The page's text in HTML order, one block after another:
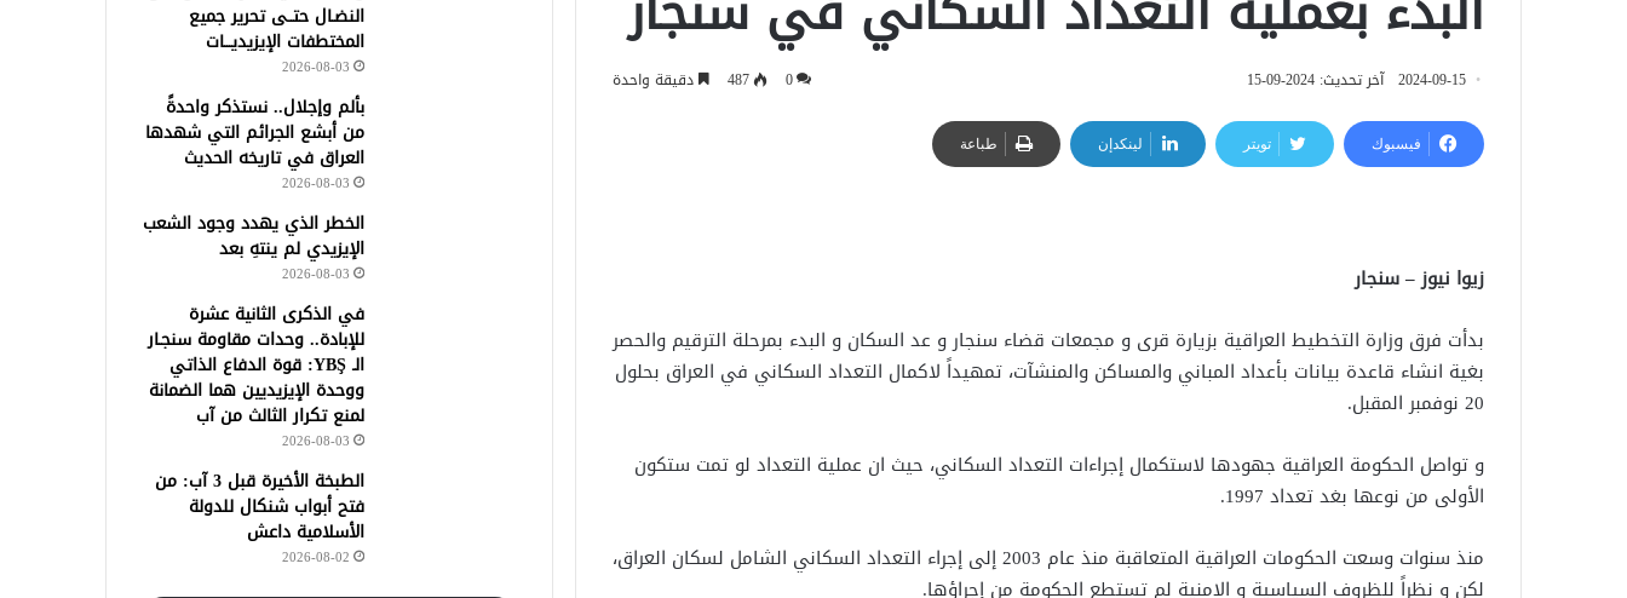
2024-09-15 آخر تحديث: 2024-09-15 0
487 دقيقة واحدة
فيسبوك تويتر لينكدإن طباعة
زيوا نيوز – سنجار
بدأت فرق وزارة التخطيط العراقية بزيارة قرى و مجمعات قضاء سنجار و عد السكان و البدء بمرحلة الترقيم والحصر
بغية انشاء قاعدة بيانات بأعداد المباني والمساكن والمنشآت، تمهيداً لاكمال التعداد السكاني في العراق بحلول
20 نوفمبر المقبل.
و تواصل الحكومة العراقية جهودها لاستكمال إجراءات التعداد السكاني، حيث ان عملية التعداد لو تمت ستكون
الأولى من نوعها بغد تعداد 1997.
منذ سنوات وسعت الحكومات العراقية المتعاقبة منذ عام 2003 إلى إجراء التعداد السكاني الشامل لسكان العراق،
لكن و نظراً للظروف السياسية و الامنية لم تستطع الحكومة من إجراؤها.
النضـال حتــى تحرير جميع
المختطفات الإيزيديـــات
2026-08-03
بألم وإجلال.. نستذكر واحدةً
من أبشع الجرائم التي شهدها
العراق في تاريخه الحديث
2026-08-03
الخطر الذي يهدد وجود الشعب
الإيزيدي لم ينتهِ بعد
2026-08-03
في الذكرى الثانية عشرة
للإبادة.. وحدات مقاومة سنجـار
الـ YBŞ: قوة الدفاع الذاتي
ووحدة الإيزيديين هما الضمانة
لمنع تكرار الثالث من آب
2026-08-03
الطبخة الأخيرة قبل 3 آب: من
فتح أبواب شنكال للدولة
الأسلامية داعش
2026-08-02